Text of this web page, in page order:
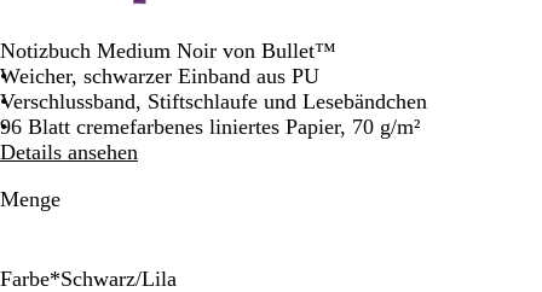
Notizbuch Medium Noir von Bullet™
Weicher, schwarzer Einband aus PU
Verschlussband, Stiftschlaufe und Lesebändchen
96 Blatt cremefarbenes liniertes Papier, 70 g/m²
Details ansehen
Menge
Farbe*Schwarz/Lila